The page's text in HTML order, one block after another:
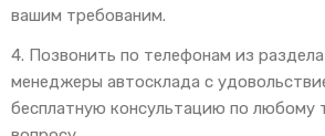
вашим требованим.
4. Позвонить по телефонам из
менеджеры автосклада с
бесплатную консультацию по любому